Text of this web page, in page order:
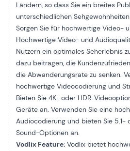
Ländern, so dass Sie ein breites
unterschiedlichen
Sorgen Sie für hochwertige Video-
Hochwertige Video- und
Nutzern ein optimales Seherlebnis
dazu beitragen, die
die Abwanderungsrate zu senken.
hochwertige Videocodierung und
Bieten Sie 4K- oder HDR-
Geräte an. Verwenden Sie eine
Audiocodierung und bieten Sie 5.1-
Sound-Optionen an.
Vodlix Feature: Vodlix bietet